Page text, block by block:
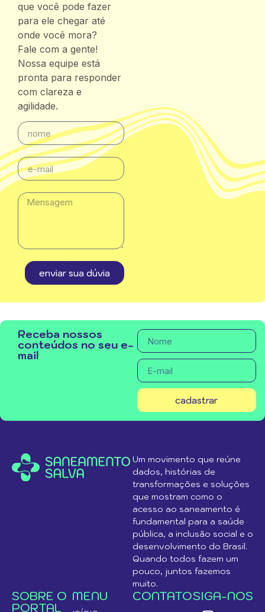
que você pode fazer
para ele chegar até
onde você mora?
Fale com a gente!
Nossa equipe está
pronta para responder
com clareza e
agilidade.
enviar sua dúvia
Receba nossos
conteúdos no seu e-
mail
cadastrar
Um movimento que reúne
dados, histórias de
transformações e soluções
que mostram como o
acesso ao saneamento é
fundamental para a saúde
pública, a inclusão social e o
desenvolvimento do Brasil.
Quando todos fazem um
pouco, juntos fazemos
muito.
SOBRE O
PORTAL
MENU CONTATOSIGA-NOS